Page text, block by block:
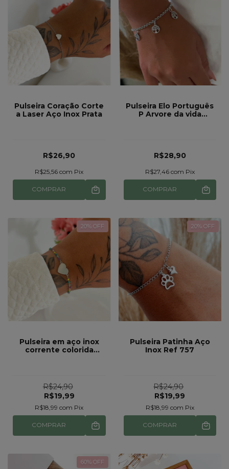
Pulseira Coração Corte
a Laser Aço Inox Prata
R$26,90
R$25,56com Pix
COMPRAR
Pulseira Elo Português
P Arvore da vida
R$28,90
R$27,46 com Pix
COMPRAR
20% OFF
Pulseira em aço inox
corrente colorida
R$24,90
R$19,99
R$18,99com Pix
COMPRAR
20% OFF
Pulseira Patinha Aço
Inox Ref 757
R$24,90
R$19,99
R$18,99 com Pix
COMPRAR
60% OFF